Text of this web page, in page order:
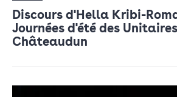
Discours d'Hella Kribi-
Journées d'été des
Châteaudun